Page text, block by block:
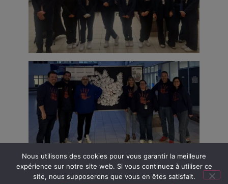
PRÉCÉDENT
EN ROUGE VERS UBU
SUIVANT
CEREMONIE DE REMISE DES DIPLOMES 2025
Nous utilisons des cookies pour vous garantir la meilleure
expérience sur notre site web. Si vous continuez à utiliser ce
site, nous supposerons que vous en êtes satisfait.